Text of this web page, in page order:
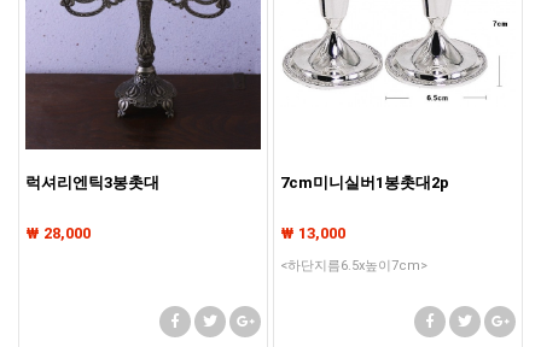
럭셔리엔틱3봉촛대
₩ 28,000
7cm미니실버1봉촛대2p
₩ 13,000
<하단지름6.5x높이7cm>